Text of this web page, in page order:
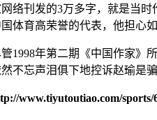
络刊发的3万多字，就是当
体育高荣誉的代表，他担心
年第二期《中国作家》所
不忘声泪俱下地控诉赵瑜是
www.tiyutoutiao.com/sports/